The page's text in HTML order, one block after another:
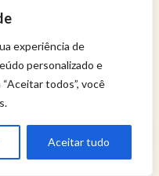
experiência de
personalizado e
todos”, você
Aceitar tudo